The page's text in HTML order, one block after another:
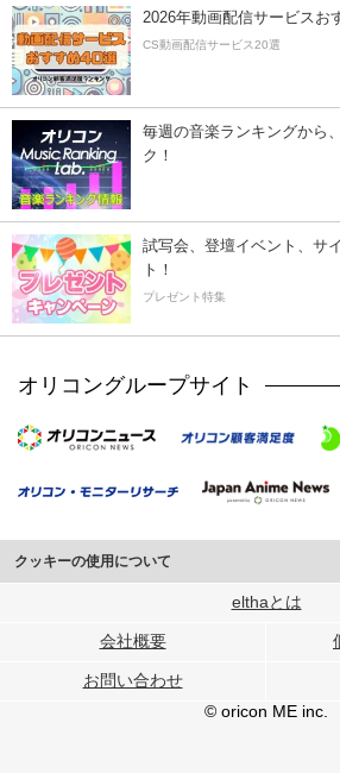
2026年動画配信サービスお
CS動画配信サービス20選
毎週の音楽ランキングから
ク！
試写会、登壇イベント、サ
ト！
プレゼント特集
オリコングループサイト
クッキーの使用について
このサイトでは Cookie を使用して、ユーザーに
行っています。
メディアや広告配信、データ解析の各パートナー
各パートナーは、この情報とユーザーが各パート
ユーザーが各パートナーのサービスを使用したと
elthaとは
会社概要
お問い合わせ
© oricon ME inc.